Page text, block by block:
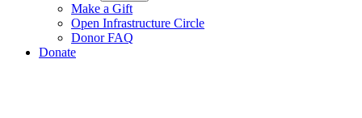
Make a Gift
Open Infrastructure Circle
Donor FAQ
Donate